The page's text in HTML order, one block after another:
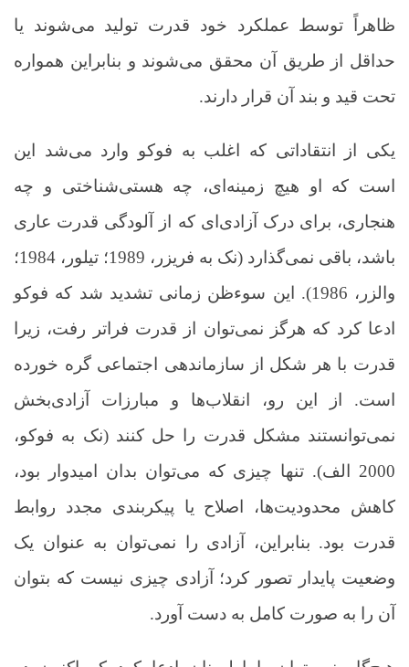
ظاهراً توسط عملکرد خود قدرت تولید می‌شوند یا
حداقل از طریق آن محقق می‌شوند و بنابراین همواره
تحت قید و بند آن قرار دارند.
یکی از انتقاداتی که اغلب به فوکو وارد می‌شد این
است که او هیچ زمینه‌ای، چه هستی‌شناختی و چه
هنجاری، برای درک آزادی‌ای که از آلودگی قدرت عاری
باشد، باقی نمی‌گذارد (نک به فریزر، 1989؛ تیلور، 1984؛
والزر، 1986). این سوءظن زمانی تشدید شد که فوکو
ادعا کرد که هرگز نمی‌توان از قدرت فراتر رفت، زیرا
قدرت با هر شکل از سازماندهی اجتماعی گره خورده
است. از این رو، انقلاب‌ها و مبارزات آزادی‌بخش
نمی‌توانستند مشکل قدرت را حل کنند (نک به فوکو،
2000 الف). تنها چیزی که می‌توان بدان امیدوار بود،
کاهش محدودیت‌ها، اصلاح یا پیکربندی مجدد روابط
قدرت بود. بنابراین، آزادی را نمی‌توان به عنوان یک
وضعیت پایدار تصور کرد؛ آزادی چیزی نیست که بتوان
آن را به صورت کامل به دست آورد.